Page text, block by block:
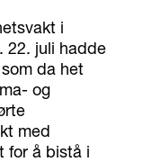
i
22. juli hadde
da het
og
med
for å bistå i